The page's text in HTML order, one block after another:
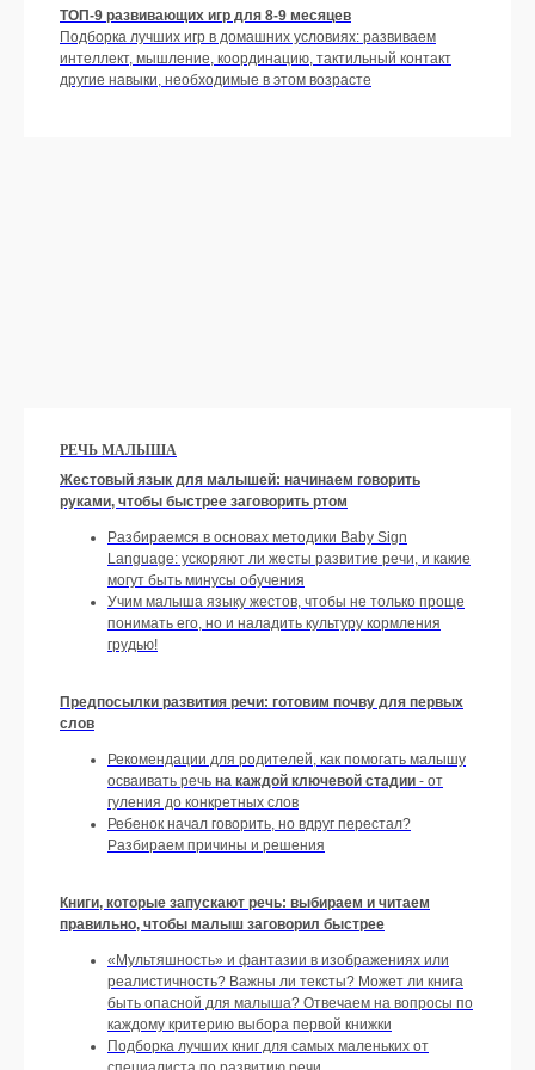
ТОП-9 развивающих игр для 8-9 месяцев
Подборка лучших игр в домашних условиях: развиваем
интеллект, мышление, координацию, тактильный контакт
другие навыки, необходимые в этом возрасте
РЕЧЬ МАЛЫША
Жестовый язык для малышей: начинаем говорить
руками, чтобы быстрее заговорить ртом
Разбираемся в основах методики Baby Sign
Language: ускоряют ли жесты развитие речи, и какие
могут быть минусы обучения
Учим малыша языку жестов, чтобы не только проще
понимать его, но и наладить культуру кормления
грудью!
Предпосылки развития речи: готовим почву для первых
слов
Рекомендации для родителей, как помогать малышу
осваивать речь на каждой ключевой стадии - от
гуления до конкретных слов
Ребенок начал говорить, но вдруг перестал?
Разбираем причины и решения
Книги, которые запускают речь: выбираем и читаем
правильно, чтобы малыш заговорил быстрее
«Мультяшность» и фантазии в изображениях или
реалистичность? Важны ли тексты? Может ли книга
быть опасной для малыша? Отвечаем на вопросы по
каждому критерию выбора первой книжки
Подборка лучших книг для самых маленьких от
Мы собрали ответы на сотни вопросов,
возникающих у мам по мере взросления
инструкции. Каждый ответ дал
специалист в своей области, опираясь на
Получите полную базу ответов на все
частые вопросы
БАЗА ЗНАНИЙ ПО
РЕШЕНИЮ ПРОБЛЕМ
Оформить подписку